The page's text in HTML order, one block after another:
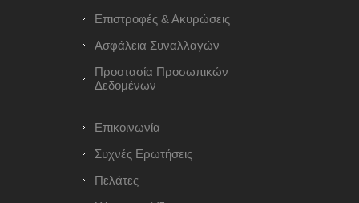
Επιστροφές & Ακυρώσεις
Ασφάλεια Συναλλαγών
Προστασία Προσωπικών
Δεδομένων
Επικοινωνία
Συχνές Ερωτήσεις
Πελάτες